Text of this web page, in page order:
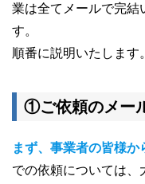
業は全てメールで完結
す。
順番に説明いたします。
①ご依頼のメー
まず、事業者の皆様か
での依頼については